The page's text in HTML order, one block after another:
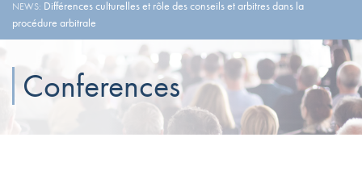
NEWS: Différences culturelles et rôle des conseils et arbitres dans la
procédure arbitrale
Conferences